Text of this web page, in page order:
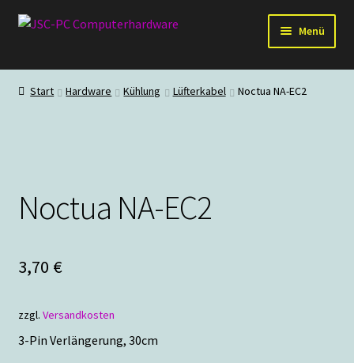
Zur
Zum
Menü
Hardware
Outlet
Start Hardware Kühlung Lüfterkabel Noctua NA-EC2
Noctua NA-EC2
3,70 €
zzgl. Versandkosten
3-Pin Verlängerung, 30cm